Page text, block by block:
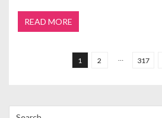
READ MORE
s
1 2 317